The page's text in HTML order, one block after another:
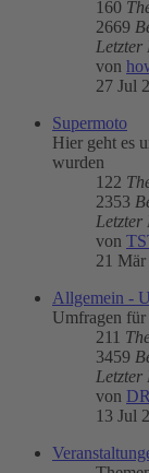
160
2669
Letzter
von
27 Jul
Supermoto
Hier geht es
wurden
122
2353
Letzter
von
21 Mär
Allgemein -
Umfragen
211
3459
Letzter
von
13 Jul